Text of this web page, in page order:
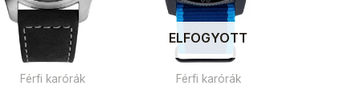
Férfi karórák
ELFOGYOTT
Férfi karórák